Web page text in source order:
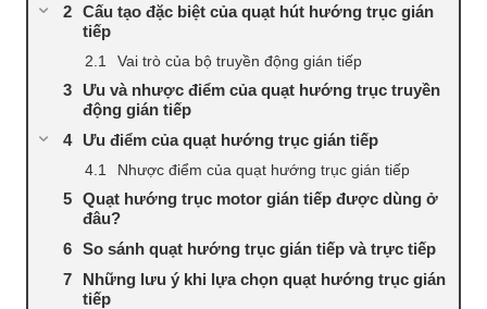
Cấu tạo đặc biệt của quạt hút hướng trục gián
tiếp
Vai trò của bộ truyền động gián tiếp
Ưu và nhược điểm của quạt hướng trục truyền
động gián tiếp
Ưu điểm của quạt hướng trục gián tiếp
Nhược điểm của quạt hướng trục gián tiếp
Quạt hướng trục motor gián tiếp được dùng ở
đâu?
So sánh quạt hướng trục gián tiếp và trực tiếp
Những lưu ý khi lựa chọn quạt hướng trục gián
tiếp